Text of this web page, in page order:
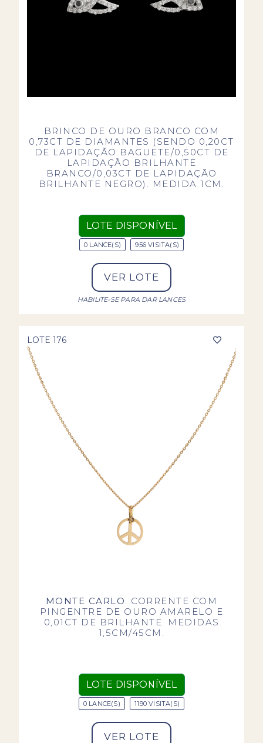
BRINCO DE OURO BRANCO COM
0,73CT DE DIAMANTES (SENDO 0,20CT
DE LAPIDAÇÃO BAGUETE/0,50CT DE
LAPIDAÇÃO BRILHANTE
BRANCO/0,03CT DE LAPIDAÇÃO
BRILHANTE NEGRO). MEDIDA 1CM.
LOTE DISPONÍVEL
0 LANCE(S) 956 VISITA(S)
VER LOTE
HABILITE-SE PARA DAR LANCES
LOTE 176
MONTE CARLO. CORRENTE COM
PINGENTRE DE OURO AMARELO E
0,01CT DE BRILHANTE. MEDIDAS
1,5CM/45CM.
LOTE DISPONÍVEL
0 LANCE(S) 1190 VISITA(S)
VER LOTE